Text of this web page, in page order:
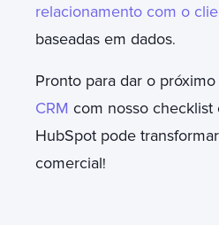
relacionamento com o
baseadas em dados.
Pronto para dar o
CRM com nosso
HubSpot pode
comercial!